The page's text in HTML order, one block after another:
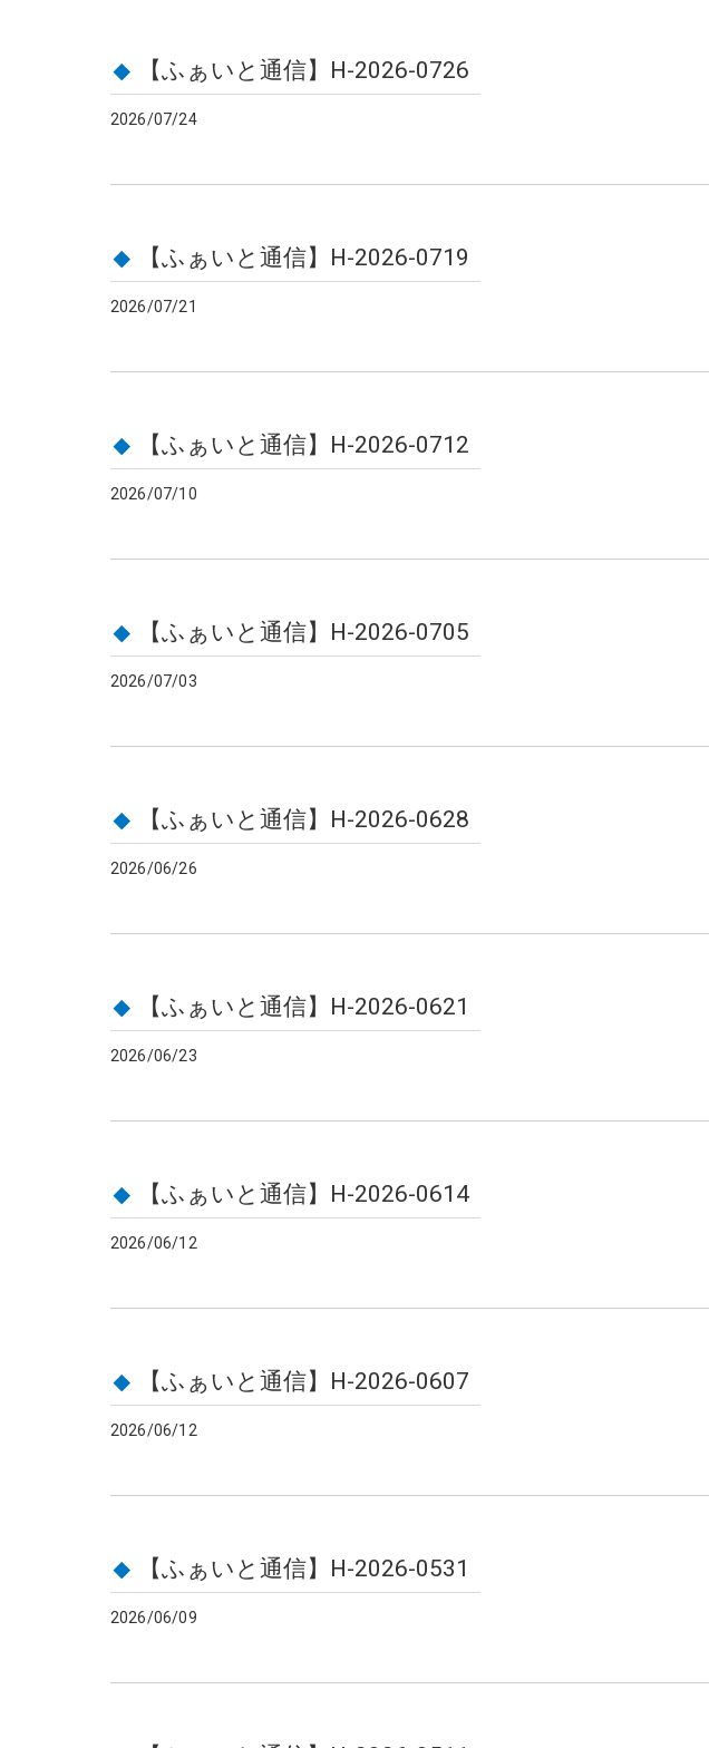
【ふぁいと通信】H-2026-0726
2026/07/24
【ふぁいと通信】H-2026-0719
2026/07/21
【ふぁいと通信】H-2026-0712
2026/07/10
【ふぁいと通信】H-2026-0705
2026/07/03
【ふぁいと通信】H-2026-0628
2026/06/26
【ふぁいと通信】H-2026-0621
2026/06/23
【ふぁいと通信】H-2026-0614
2026/06/12
【ふぁいと通信】H-2026-0607
2026/06/12
【ふぁいと通信】H-2026-0531
2026/06/09